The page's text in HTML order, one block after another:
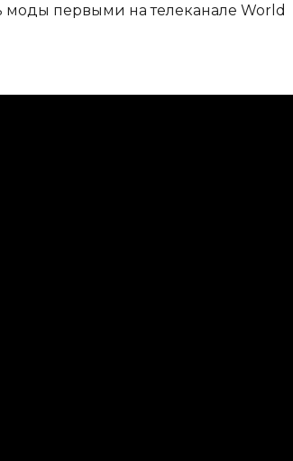
первыми на телеканале World